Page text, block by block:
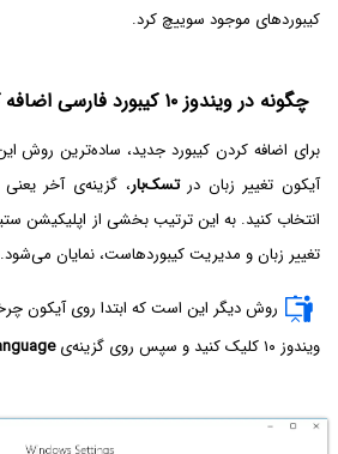
کیبوردهای موجود سوییچ کرد.
چگونه در ویندوز ۱۰ کیبورد فارسی اضافه کنیم؟
برای اضافه کردن کیبورد جدید، ساده‌ترین
آیکون تغییر زبان درتسک‌بار، گزینه‌ی آخر یعنی
تغییر زبان و مدیریت کیبوردهاست، نمایان می‌شود.
روش دیگر این است که ابتدا روی آیکون
ویندوز ۱۰ کلیک کنید و سپس روی گزینه‌ی